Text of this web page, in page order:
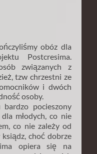
obóz dla
Postcresima.
związanych z
tzw chrzestni ze
i dwóch
osoby.
pocieszony
młodych, co nie
co nie zależy od
choć dobrze
opiera się na